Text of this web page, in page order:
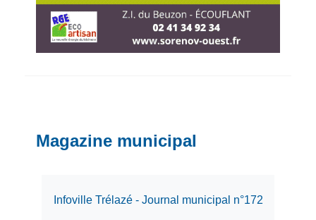
Magazine municipal
Infoville Trélazé - Journal municipal n°172